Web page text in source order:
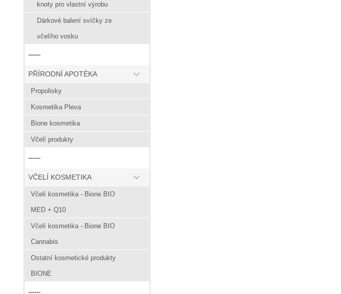
knoty pro vlastní výrobu
Dárkové balení svíčky ze
včelího vosku
------
PŘÍRODNÍ APOTÉKA
Propolisky
Kosmetika Pleva
Bione kosmetika
Včelí produkty
------
VČELÍ KOSMETIKA
Včelí kosmetika - Bione BIO
MED + Q10
Včelí kosmetika - Bione BIO
Cannabis
Ostatní kosmetické produkty
BIONE
------